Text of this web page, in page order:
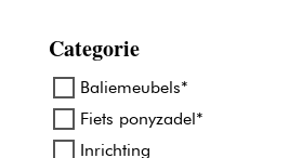
Categorie
Baliemeubels*
Fiets ponyzadel*
Inrichting